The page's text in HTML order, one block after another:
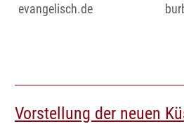
evangelisch.de
Vorstellung der neuen